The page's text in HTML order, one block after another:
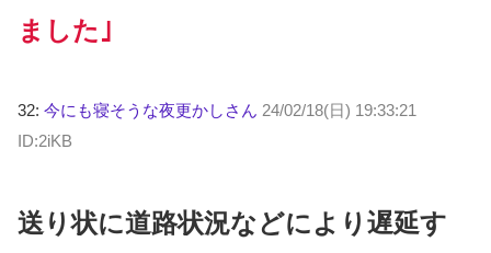
ました｣
32: 今にも寝そうな夜更かしさん 24/02/18(日) 19:33:21
ID:2iKB
送り状に道路状況などにより遅延す